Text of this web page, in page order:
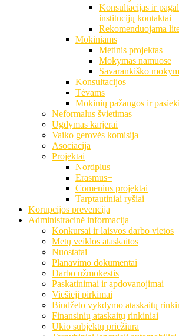
Konsultacijas ir
institucijų kontaktai
Rekomenduojama
Mokiniams
Metinis projektas
Mokymas namuose
Savarankiško
Konsultacijos
Tėvams
Mokinių pažangos ir
Neformalus švietimas
Ugdymas karjerai
Vaiko gerovės komisija
Asociacija
Projektai
Nordplus
Erasmus+
Comenius projektai
Tarptautiniai ryšiai
Korupcijos prevencija
Administracinė informacija
Konkursai ir laisvos darbo vietos
Metų veiklos ataskaitos
Nuostatai
Planavimo dokumentai
Darbo užmokestis
Paskatinimai ir apdovanojimai
Viešieji pirkimai
Biudžeto vykdymo ataskaitų
Finansinių ataskaitų rinkiniai
Ūkio subjektų priežiūra